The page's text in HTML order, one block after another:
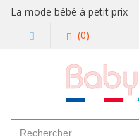
La mode bébé à petit prix
(0)